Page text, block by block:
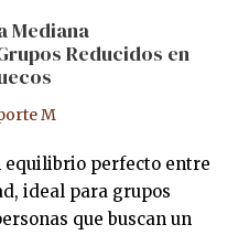
Mediana
Reducidos en
M
equilibrio perfecto entre
ideal para grupos
que buscan un